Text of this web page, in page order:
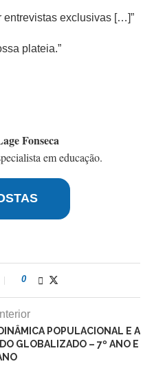
exclusivas […]”
plateia.”
Fonseca
em educação.
0
POPULACIONAL E A
GLOBALIZADO – 7º ANO E